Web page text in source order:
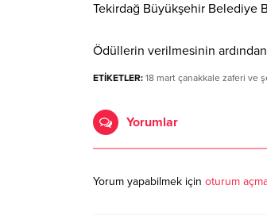
Tekirdağ Büyükşehir Belediye
Ödüllerin verilmesinin
ETİKETLER: 18 mart çanakkale zaferi ve
Yorumlar
Yorum yapabilmek için oturum